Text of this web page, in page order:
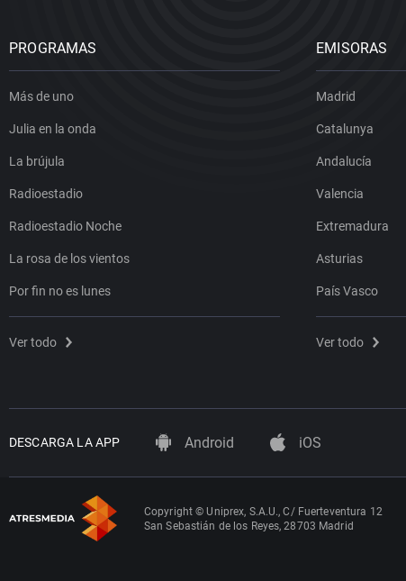
PROGRAMAS
Más de uno
Julia en la onda
La brújula
Radioestadio
Radioestadio Noche
La rosa de los vientos
Por fin no es lunes
Ver todo
EMISORAS
Madrid
Catalunya
Andalucía
Valencia
Extremadura
Asturias
País Vasco
Ver todo
DESCARGA LA APP Android iOS
Copyright © Uniprex, S.A.U., C/ Fuerteventura 12
San Sebastián de los Reyes, 28703 Madrid